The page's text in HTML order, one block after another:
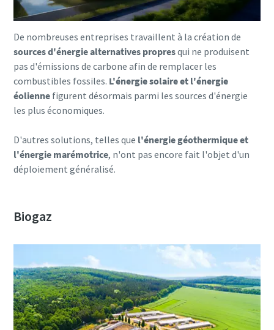
Tout ce que vous devez savoir sur votre
processus de transport pneumatique
Découvrez comment créer un processus de transport
En savoir plus
De nombreuses entreprises travaillent à la création de
sources d'énergie alternatives propresqui ne produisent
pas d'émissions de carbone afin de remplacer les
combustibles fossiles. L'énergie solaire et l'énergie
éoliennefigurent désormais parmi les sources d'énergie
les plus économiques.
D'autres solutions, telles que l'énergie géothermique et
l'énergie marémotrice, n'ont pas encore fait l'objet d'un
déploiement généralisé.
Biogaz